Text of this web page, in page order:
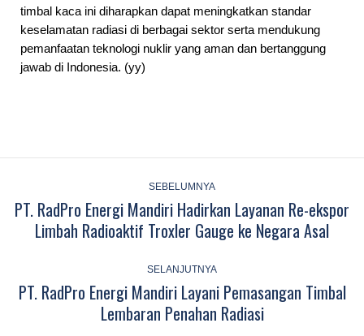
timbal kaca ini diharapkan dapat meningkatkan standar
keselamatan radiasi di berbagai sektor serta mendukung
pemanfaatan teknologi nuklir yang aman dan bertanggung
jawab di Indonesia. (yy)
navigation
SEBELUMNYA
Previous
post:
PT. RadPro Energi Mandiri Hadirkan Layanan Re-ekspor
Limbah Radioaktif Troxler Gauge ke Negara Asal
SELANJUTNYA
Next
post:
PT. RadPro Energi Mandiri Layani Pemasangan Timbal
Lembaran Penahan Radiasi